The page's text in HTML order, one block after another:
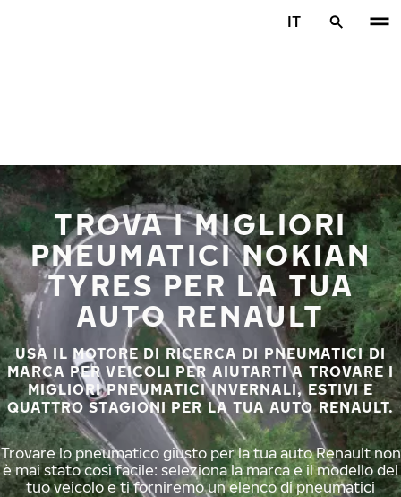
IT
TROVA I MIGLIORI
PNEUMATICI NOKIAN
TYRES PER LA TUA
AUTO RENAULT
USA IL MOTORE DI RICERCA DI PNEUMATICI DI
MARCA PER VEICOLI PER AIUTARTI A TROVARE I
MIGLIORI PNEUMATICI INVERNALI, ESTIVI E
QUATTRO STAGIONI PER LA TUA AUTO RENAULT.
Trovare lo pneumatico giusto per la tua auto Renault non
è mai stato così facile: seleziona la marca e il modello del
tuo veicolo e ti forniremo un elenco di pneumatici